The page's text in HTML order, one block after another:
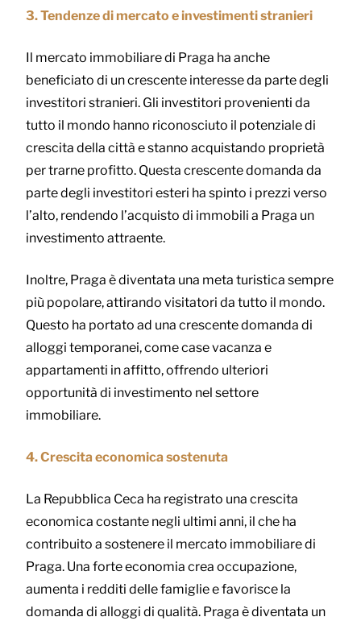
3. Tendenze di mercato e investimenti stranieri
Il mercato immobiliare di Praga ha anche
beneficiato di un crescente interesse da parte degli
investitori stranieri. Gli investitori provenienti da
tutto il mondo hanno riconosciuto il potenziale di
crescita della città e stanno acquistando proprietà
per trarne profitto. Questa crescente domanda da
parte degli investitori esteri ha spinto i prezzi verso
l’alto, rendendo l’acquisto di immobili a Praga un
investimento attraente.
Inoltre, Praga è diventata una meta turistica sempre
più popolare, attirando visitatori da tutto il mondo.
Questo ha portato ad una crescente domanda di
alloggi temporanei, come case vacanza e
appartamenti in affitto, offrendo ulteriori
opportunità di investimento nel settore
immobiliare.
4. Crescita economica sostenuta
La Repubblica Ceca ha registrato una crescita
economica costante negli ultimi anni, il che ha
contribuito a sostenere il mercato immobiliare di
Praga. Una forte economia crea occupazione,
aumenta i redditi delle famiglie e favorisce la
domanda di alloggi di qualità. Praga è diventata un